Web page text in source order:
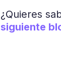
¿Quieres
siguiente